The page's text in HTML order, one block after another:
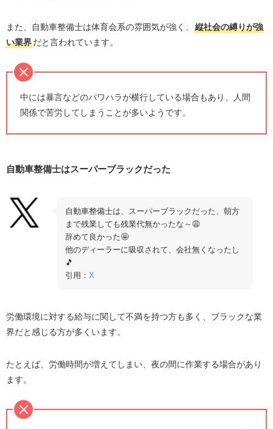
また、自動車整備士は体育会系の雰囲気が強く、
縦社会の縛りが強
い業界だと言われています。
中には暴言などのパワハラが横行している場合もあり、人間
関係で苦労してしまうことが多いようです。
自動車整備士はスーパーブラックだった
自動車整備士は、スーパーブラックだった、朝方
まで残業しても残業代無かったな～😩
辞めて良かった🤩
他のディーラーに吸収されて、会社無くなったし
🎵
引用：X
労働環境に対する給与に関して不満を持つ方も多く、ブラックな業
界だと感じる方が多くいます。
たとえば、労働時間が増えてしまい、夜の間に作業する場合があり
ます。